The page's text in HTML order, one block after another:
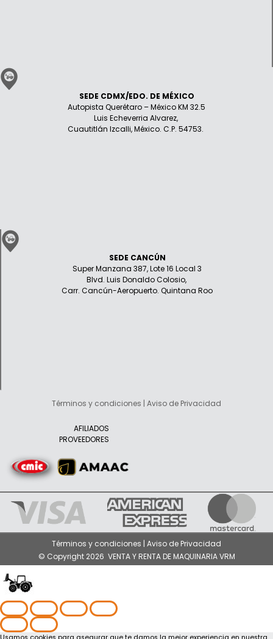
SEDE CDMX/EDO. DE MÉXICO
Autopista Querétaro – México KM 32.5
Luis Echeverria Alvarez,
Cuautitlán Izcalli, México. C.P. 54753.
SEDE CANCÚN
Super Manzana 387, Lote 16 Local 3
Blvd. Luis Donaldo Colosio,
Carr. Cancún-Aeropuerto. Quintana Roo
Términos y condiciones | Aviso de Privacidad
AFILIADOS
PROVEEDORES
Términos y condiciones | Aviso de Privacidad
© Copyright 2026 VENTA Y RENTA DE MAQUINARIA VRM